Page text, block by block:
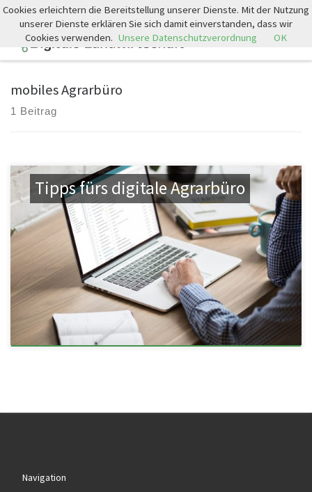
Zum Inhalt springen
Search
mobiles Agrarbüro
1 Beitrag
Tipps fürs digitale Agrarbüro
Navigation
Cookies erleichtern die Bereitstellung unserer Dienste. Mit der Nutzung
unserer Dienste erklären Sie sich damit einverstanden, dass wir
Cookies verwenden. Unsere Datenschutzverordnung OK